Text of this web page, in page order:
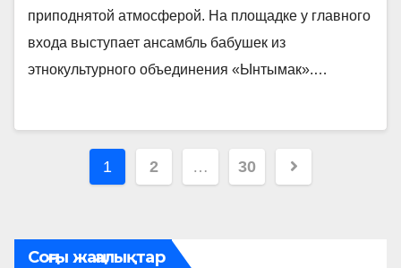
приподнятой атмосферой. На площадке у главного
входа выступает ансамбль бабушек из
этнокультурного объединения «Ынтымак».…
Навигация
записям
1 2 … 30
Соңғы жаңалықтар